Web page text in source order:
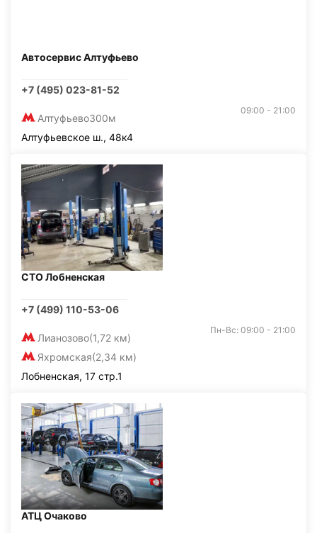
Автосервис Алтуфьево
+7 (495) 023-81-52
Алтуфьево300м
09:00 - 21:00
Алтуфьевское ш., 48к4
СТО Лобненская
+7 (499) 110-53-06
Лианозово(1,72 км)
Яхромская(2,34 км)
Пн-Вс: 09:00 - 21:00
Лобненская, 17 стр.1
АТЦ Очаково